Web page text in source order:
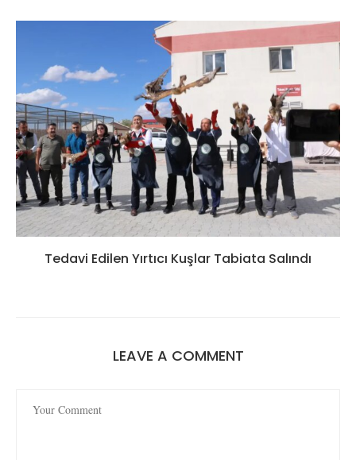
Tedavi Edilen Yırtıcı Kuşlar Tabiata Salındı
LEAVE A COMMENT